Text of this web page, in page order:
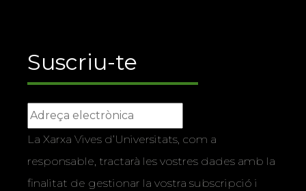
Suscriu-te
La Xarxa Vives d’Universitats, com a
responsable, tractarà les vostres dades amb la
finalitat de gestionar la vostra subscripció i